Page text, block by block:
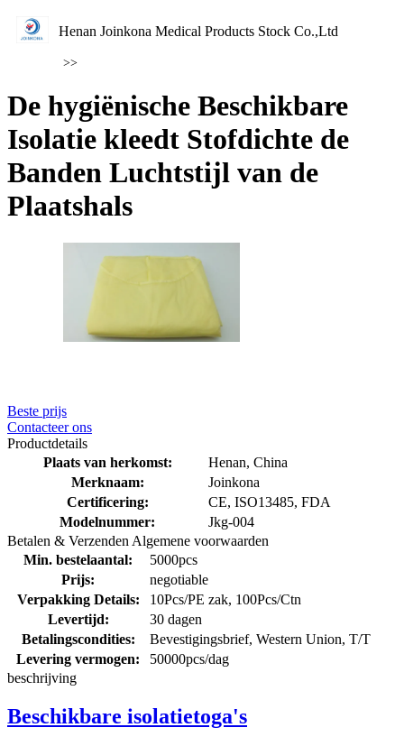
Henan Joinkona Medical Products Stock Co.,Ltd
>>
De hygiënische Beschikbare
Isolatie kleedt Stofdichte de
Banden Luchtstijl van de
Plaatshals
Beste prijs
Contacteer ons
Productdetails
Plaats van herkomst:
Henan, China
Merknaam:
Joinkona
Certificering:
CE, ISO13485, FDA
Modelnummer:
Jkg-004
Betalen & Verzenden Algemene voorwaarden
Min. bestelaantal:
5000pcs
Prijs:
negotiable
Verpakking Details:
10Pcs/PE zak, 100Pcs/Ctn
Levertijd:
30 dagen
Betalingscondities:
Bevestigingsbrief, Western Union, T/T
Levering vermogen:
50000pcs/dag
beschrijving
Beschikbare isolatietoga's